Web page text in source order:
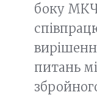
боку
питань